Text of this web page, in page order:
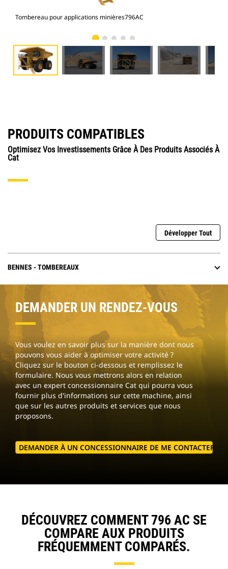
Tombereau pour applications minières796AC
PRODUITS COMPATIBLES
Optimisez Vos Investissements Grâce À Des Produits Associés À
Cat
Développer Tout
BENNES - TOMBEREAUX
DEMANDER UN RENDEZ-VOUS
Vous voulez en savoir plus sur la manière dont nous
pouvons vous aider à optimiser votre activité ?
Cliquez sur le bouton ci-dessous et remplissez le
formulaire. Nous vous mettrons alors en relation
avec un expert concessionnaire Cat qui pourra vous
fournir plus d'informations sur cette machine, ainsi
que sur les autres produits et services que nous
proposons.
DEMANDER À UN CONCESSIONNAIRE DE ME CONTACTER
DÉCOUVREZ COMMENT 796 AC SE
COMPARE AUX PRODUITS
FRÉQUEMMENT COMPARÉS.